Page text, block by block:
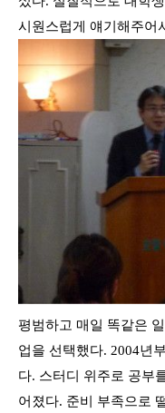
시원스럽게 얘기해주어
평범하고 매일 똑같은
업을 선택했다. 2004년
다. 스터디 위주로 공부
어졌다. 준비 부족으로